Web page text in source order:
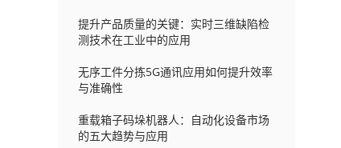
提升产品质量的关键：实时三维缺陷检
测技术在工业中的应用
无序工件分拣5G通讯应用如何提升效率
与准确性
重载箱子码垛机器人：自动化设备市场
的五大趋势与应用